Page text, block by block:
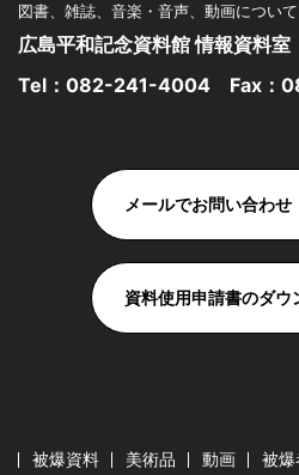
図書、雑誌、音楽・音声、動画について
広島平和記念資料館 情報資料室
Tel： 082-241-4004 Fax：
メールでお問い合わせ
資料使用申請書のダウ
被爆資料 美術品 動画 被爆